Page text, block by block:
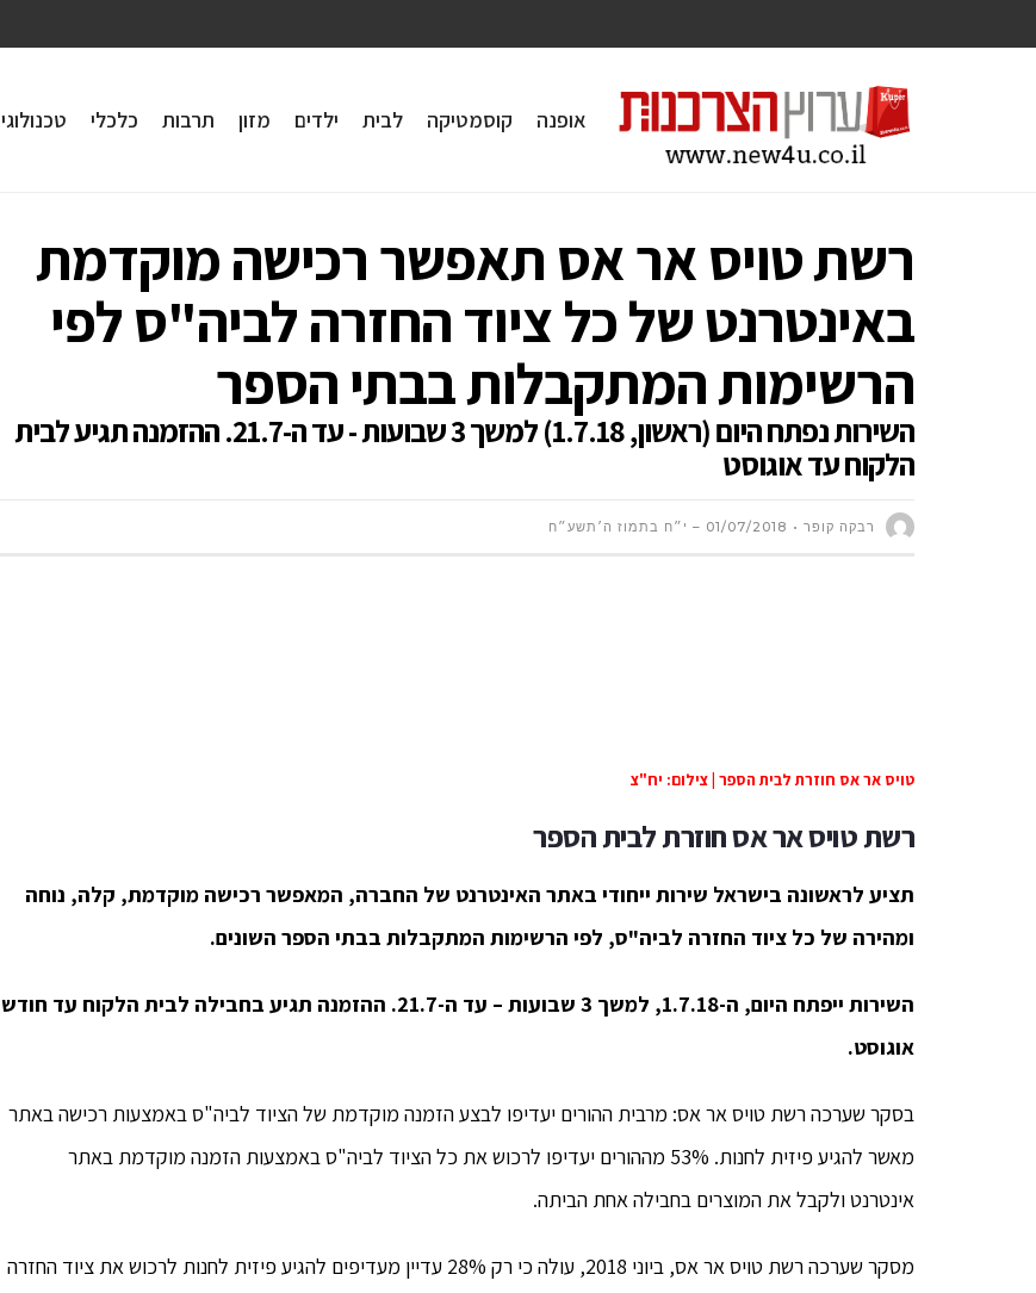
אופנה קוסמטיקה לבית ילדים מזון תרבות כלכלי טכנולוגי
רשת טויס אר אס תאפשר רכישה מוקדמת
באינטרנט של כל ציוד החזרה לביה"ס לפי
הרשימות המתקבלות בבתי הספר
השירות נפתח היום (ראשון, 1.7.18) למשך 3 שבועות - עד ה-21.7. ההזמנה תגיע לבית
הלקוח עד אוגוסט
רבקה קופר 01/07/2018 – י״ח בתמוז ה׳תשע״ח
טויס אר אס חוזרת לבית הספר | צילום: יח"צ
רשת טויס אר אס חוזרת לבית הספר
תציע לראשונה בישראל שירות ייחודי באתר האינטרנט של החברה, המאפשר רכישה מוקדמת, קלה, נוחה
ומהירה של כל ציוד החזרה לביה"ס, לפי הרשימות המתקבלות בבתי הספר השונים.
השירות ייפתח היום, ה-1.7.18, למשך 3 שבועות – עד ה-21.7.
ההזמנה תגיע בחבילה לבית הלקוח עד חודש
אוגוסט.
בסקר שערכה רשת טויס אר אס: מרבית ההורים יעדיפו לבצע הזמנה מוקדמת של הציוד לביה"ס באמצעות רכישה באתר
מאשר להגיע פיזית לחנות. 53% מההורים יעדיפו לרכוש את כל הציוד לביה"ס באמצעות הזמנה מוקדמת באתר
אינטרנט ולקבל את המוצרים בחבילה אחת הביתה.
מסקר שערכה רשת טויס אר אס, ביוני 2018, עולה כי רק 28% עדיין מעדיפים להגיע פיזית לחנות לרכוש את ציוד החזרה